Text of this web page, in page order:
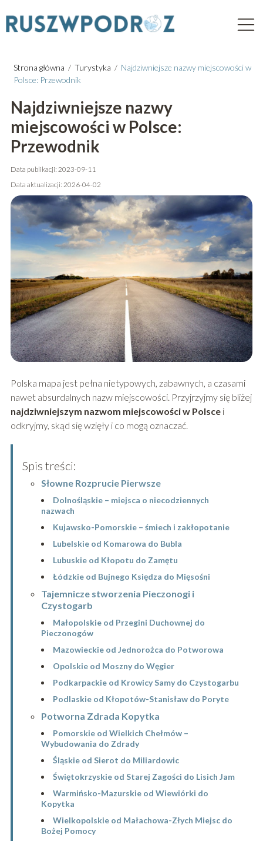
Strona główna / Turystyka / Najdziwniejsze nazwy miejscowości w
Polsce: Przewodnik
Najdziwniejsze nazwy
miejscowości w Polsce:
Przewodnik
Data publikacji: 2023-09-11
Data aktualizacji: 2026-04-02
Polska mapa jest pełna nietypowych, zabawnych, a czasami
nawet absurdalnych nazw miejscowości. Przyjrzyjmy się bliżej
najdziwniejszym nazwom miejscowości w Polscei
odkryjmy, skąd się wzięły i co mogą oznaczać.
Spis treści:
Słowne Rozprucie Pierwsze
Dolnośląskie – miejsca o niecodziennych
nazwach
Kujawsko-Pomorskie – śmiech i zakłopotanie
Lubelskie od Komarowa do Bubla
Lubuskie od Kłopotu do Zamętu
Łódzkie od Bujnego Księdza do Mięsośni
Tajemnicze stworzenia Pieczonogi i
Czystogarb
Małopolskie od Przegini Duchownej do
Pieczonogów
Mazowieckie od Jednorożca do Potworowa
Opolskie od Moszny do Węgier
Podkarpackie od Krowicy Samy do Czystogarbu
Podlaskie od Kłopotów-Stanisław do Poryte
Potworna Zdrada Kopytka
Pomorskie od Wielkich Chełmów –
Wybudowania do Zdrady
Śląskie od Sierot do Miliardowic
Świętokrzyskie od Starej Zagości do Lisich Jam
Warmińsko-Mazurskie od Wiewiórki do
Kopytka
Wielkopolskie od Małachowa-Złych Miejsc do
Bożej Pomocy